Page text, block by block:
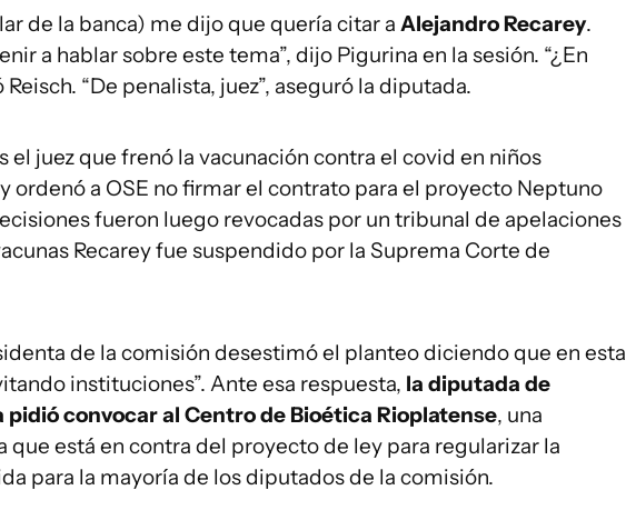
de la banca) me dijo que quería citar a Alejandro Recarey.
a hablar sobre este tema”, dijo Pigurina en la sesión. “¿En
“De penalista, juez”, aseguró la diputada.
el juez que frenó la vacunación contra el covid en niños
ordenó a OSE no firmar el contrato para el proyecto Neptuno
fueron luego revocadas por un tribunal de apelaciones
Recarey fue suspendido por la Suprema Corte de
de la comisión desestimó el planteo diciendo que en esta
instituciones”. Ante esa respuesta, la diputada de
pidió convocar al Centro de Bioética Rioplatense, una
que está en contra del proyecto de ley para regularizar la
para la mayoría de los diputados de la comisión.